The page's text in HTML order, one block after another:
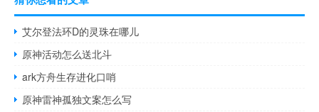
艾尔登法环D的灵珠在哪儿
原神活动怎么送北斗
ark方舟生存进化口哨
原神雷神孤独文案怎么写